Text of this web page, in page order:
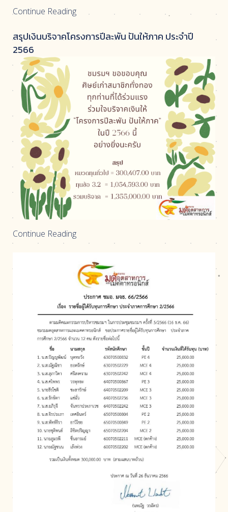
Continue Reading
สรุปเงินบริจาคโครงการปีละพัน ปันให้ภาค ประจำปี
2566
Continue Reading